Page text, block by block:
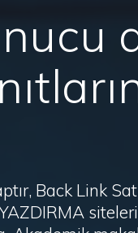
Back Link